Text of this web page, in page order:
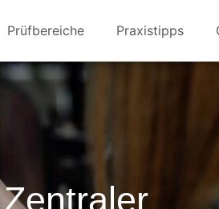
Prüfbereiche Praxistipps